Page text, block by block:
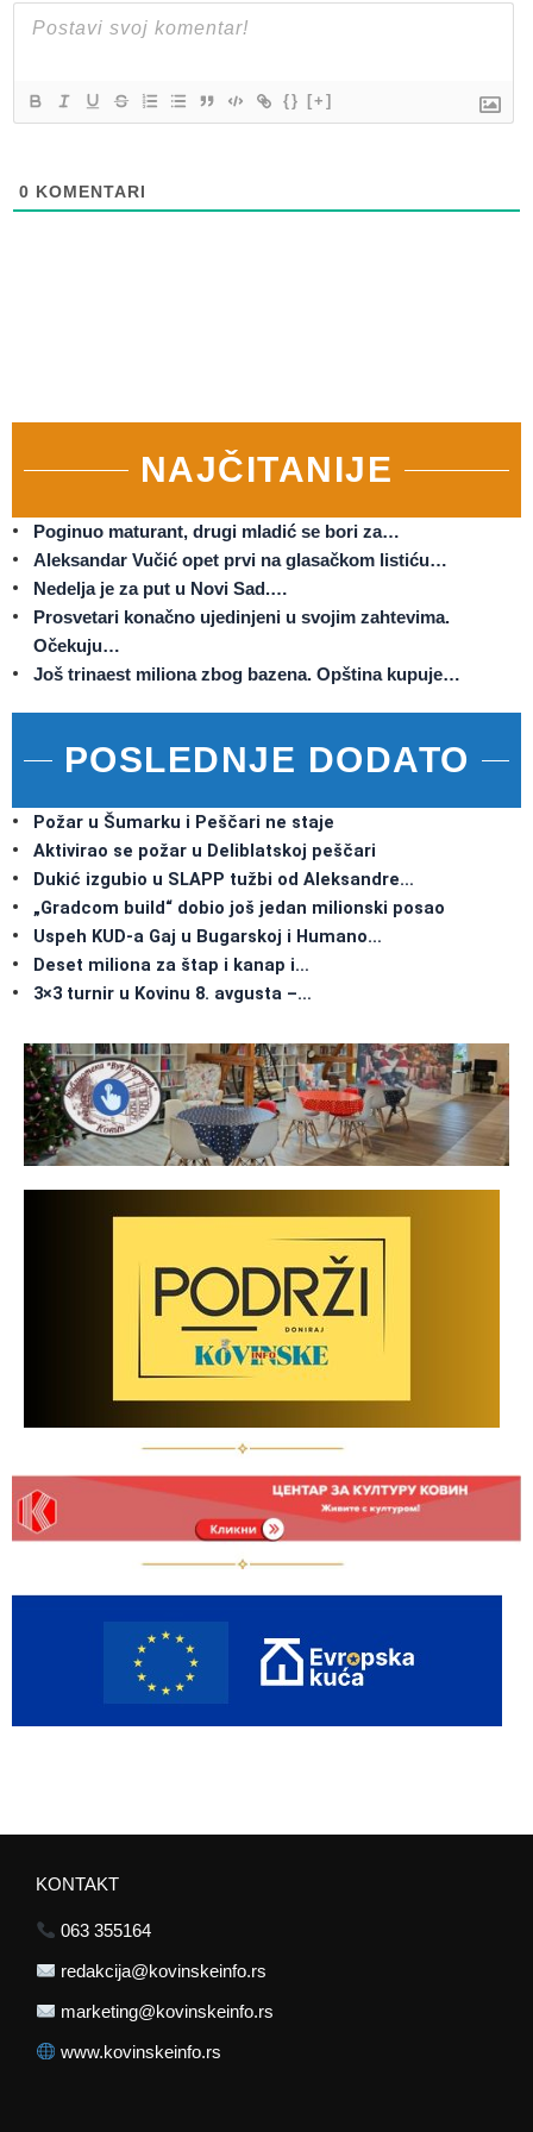
{} [+]
0 KOMENTARI
NAJČITANIJE
Poginuo maturant, drugi mladić se bori za…
Aleksandar Vučić opet prvi na glasačkom listiću…
Nedelja je za put u Novi Sad.…
Prosvetari konačno ujedinjeni u svojim zahtevima.
Očekuju…
Još trinaest miliona zbog bazena. Opština kupuje…
POSLEDNJE DODATO
Požar u Šumarku i Peščari ne staje
Aktivirao se požar u Deliblatskoj peščari
Dukić izgubio u SLAPP tužbi od Aleksandre…
„Gradcom build“ dobio još jedan milionski posao
Uspeh KUD-a Gaj u Bugarskoj i Humano…
Deset miliona za štap i kanap i…
3×3 turnir u Kovinu 8. avgusta –…
KONTAKT
063 355164
redakcija@kovinskeinfo.rs
marketing@kovinskeinfo.rs
www.kovinskeinfo.rs